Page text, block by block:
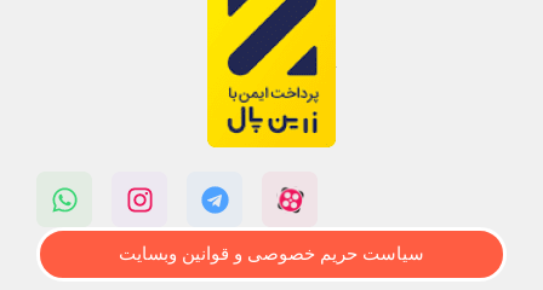
سیاست حریم خصوصی و قوانین وبسایت